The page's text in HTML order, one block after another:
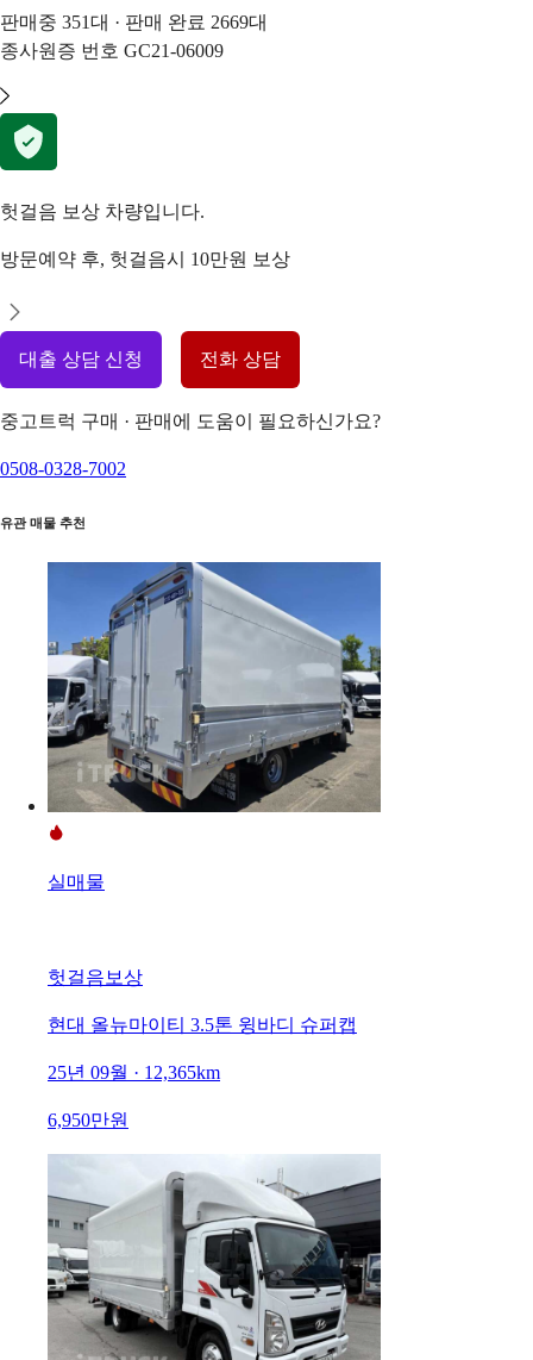
판매중 351대 · 판매 완료 2669대
종사원증 번호 GC21-06009
헛걸음 보상 차량입니다.
방문예약 후, 헛걸음시 10만원 보상
대출 상담 신청 전화 상담
중고트럭 구매 · 판매에 도움이 필요하신가요?
0508-0328-7002
유관 매물 추천
실매물
헛걸음보상
현대 올뉴마이티 3.5톤 윙바디 슈퍼캡
25년 09월 · 12,365km
6,950만원